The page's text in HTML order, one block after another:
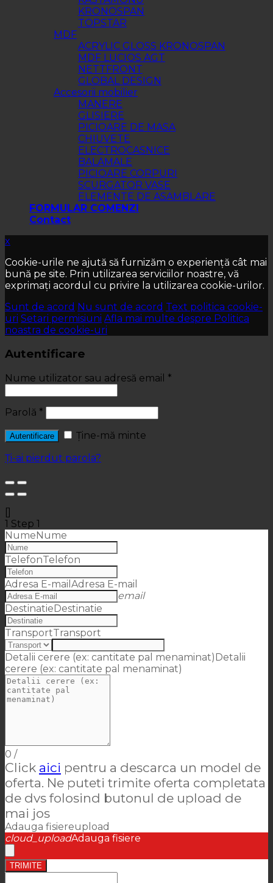
KRONOSPAN
TOPSTAR
MDF
ACRYLIC GLOSS KRONOSPAN
MDF LUCIOS AGT
NETTFRONT
GLOBAL DESIGN
Accesorii mobilier
MANERE
GLISIERE
PICIOARE DE MASA
CHIUVETE
ELECTROCASNICE
BALAMALE
PICIOARE CORPURI
SCURGATOR VASE
ELEMENTE DE ASAMBLARE
FORMULAR COMENZI
Contact
x
Cookie-urile ne ajută să furnizăm o experiență cât mai
bună pe site. Prin utilizarea serviciilor noastre, vă
exprimați acordul cu privire la utilizarea cookie-urilor.
Sunt de acord Nu sunt de acord Text politica cookie-
uri Setari permisiuni Afla mai multe despre Politica
noastra de cookie-uri
Autentificare
Nume utilizator sau adresă email *
Parolă *
Autentificare
Ține-mă minte
Ți-ai pierdut parola?
[]
1 Step 1
NumeNume
TelefonTelefon
Adresa E-mail Adresa E-mail
email
DestinatieDestinatie
TransportTransport
Detalii cerere (ex: cantitate pal menaminat)Detalii
cerere (ex: cantitate pal menaminat)
0 /
Click aici pentru a descarca un model de
oferta. Ne puteti trimite oferta completata
de dvs folosind butonul de upload de
mai jos
Adauga fisiereupload
cloud_uploadAdauga fisiere
TRIMITE